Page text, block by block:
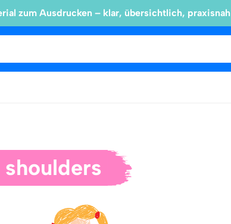
zum Ausdrucken – klar, übersichtlich, praxisnah
shoulders